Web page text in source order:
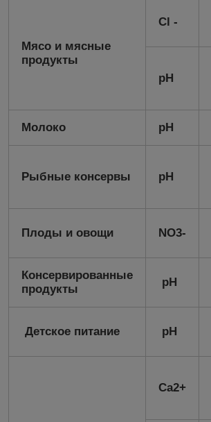
Мясо и мясные
продукты
Cl -
рН
Молоко рН
Рыбные консервы рН
Плоды и овощи NO3-
Консервированные
продукты
рН
Детское питание рН
Ca2+